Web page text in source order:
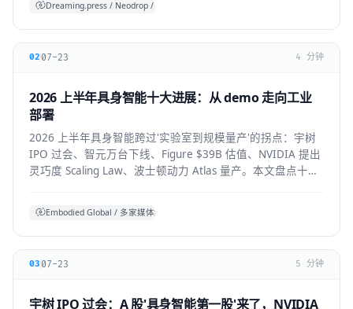
Dreaming.press / Neodrop / SDD 综合
02 07-23 4 分钟
2026 上半年具身智能十大进展：从 demo 走向工业
部署
2026 上半年具身智能跨过'实验室到规模量产'的拐点：宇树
IPO 过会、智元万台下线、Figure $39B 估值、NVIDIA 提出
灵巧度 Scaling Law、波士顿动力 Atlas 量产。本文盘点十大
Embodied Global / 多家媒体综合
03 07-23 5 分钟
宇树 IPO 过会：A 股'具身智能第一股'来了，NVIDIA